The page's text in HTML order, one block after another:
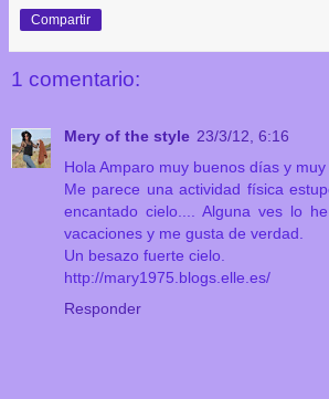
Compartir
1 comentario:
Mery of the style 23/3/12, 6:16
Hola Amparo muy buenos días y muy
Me parece una actividad física
encantado cielo.... Alguna ves lo
vacaciones y me gusta de verdad.
Un besazo fuerte cielo.
http://mary1975.blogs.elle.es/
Responder